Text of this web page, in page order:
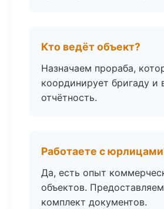
Кто ведёт объект?
Назначаем прораба,
координирует бригаду и
отчётность.
Работаете с
Да, есть опыт
объектов.
комплект документов.